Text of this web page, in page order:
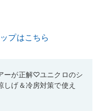
プはこちら
ーが正解♡ユニクロのシ
しげ＆冷房対策で使え